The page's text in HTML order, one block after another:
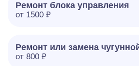
Ремонт блока управления
от 1500 ₽
Ремонт или замена
от 800 ₽